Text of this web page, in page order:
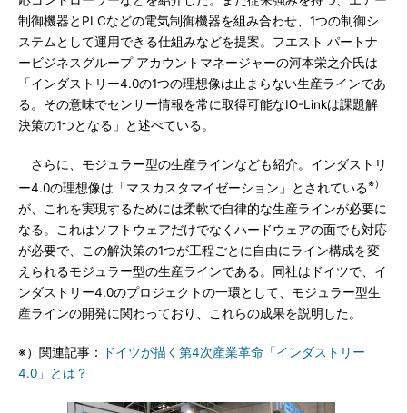
制御機器とPLCなどの電気制御機器を組み合わせ、1つの制御シ
ステムとして運用できる仕組みなどを提案。フエスト パートナ
ービジネスグループ アカウントマネージャーの河本栄之介氏は
「インダストリー4.0の1つの理想像は止まらない生産ラインであ
る。その意味でセンサー情報を常に取得可能なIO-Linkは課題解
決策の1つとなる」と述べている。
さらに、モジュラー型の生産ラインなども紹介。インダストリ
ー4.0の理想像は「マスカスタマイゼーション」とされている※）
が、これを実現するためには柔軟で自律的な生産ラインが必要に
なる。これはソフトウェアだけでなくハードウェアの面でも対応
が必要で、この解決策の1つが工程ごとに自由にライン構成を変
えられるモジュラー型の生産ラインである。同社はドイツで、イ
ンダストリー4.0のプロジェクトの一環として、モジュラー型生
産ラインの開発に関わっており、これらの成果を説明した。
※）関連記事：
ドイツが描く第4次産業革命「インダストリー
4.0」とは？